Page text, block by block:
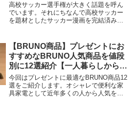
高校サッカー選手権が大きく話題を呼ん
でいます。それにちなんで高校サッカー
を題材としたサッカー漫画を完結済みの
じからどこで読めるかまで調べています
のでぜひ参考にしてください。
【BRUNO商品】プレゼントにお
すすめなBRUNO人気商品を値段
別に12選紹介【一人暮らしから家
族持ちまで】
今回はプレゼントに最適なBRUNO商品12
選をご紹介します。オシャレで便利な家
具家電として近年多くの人から人気を集